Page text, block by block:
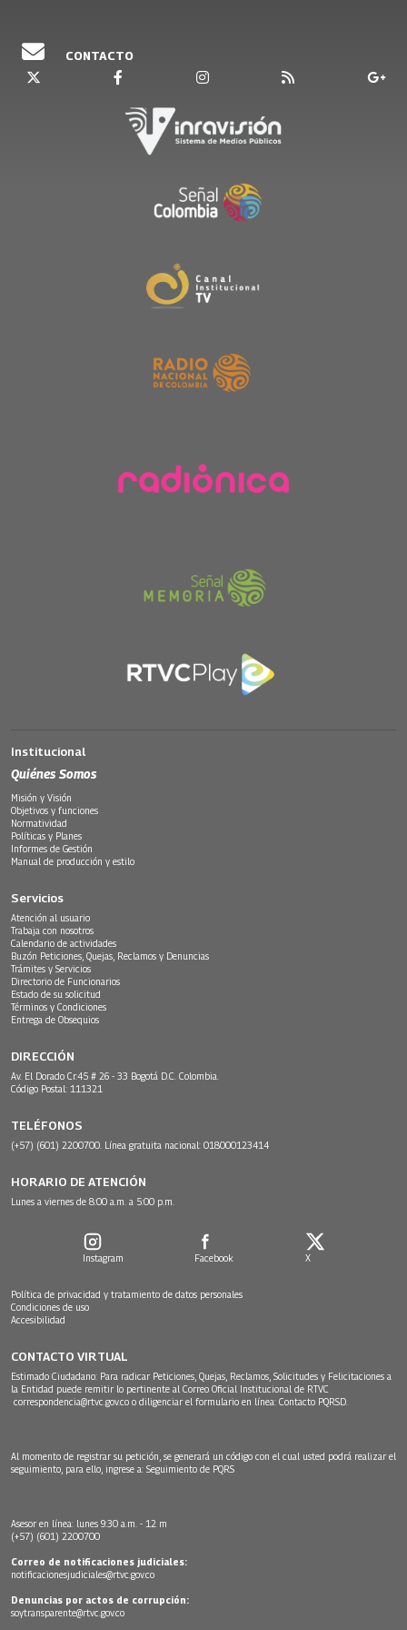
CONTACTO
Institucional
Quiénes Somos
Misión y Visión
Objetivos y funciones
Normatividad
Políticas y Planes
Informes de Gestión
Manual de producción y estilo
Servicios
Atención al usuario
Trabaja con nosotros
Calendario de actividades
Buzón Peticiones, Quejas, Reclamos y Denuncias
Trámites y Servicios
Directorio de Funcionarios
Estado de su solicitud
Términos y Condiciones
Entrega de Obsequios
DIRECCIÓN
Av. El Dorado Cr.45 # 26 - 33 Bogotá D.C. Colombia.
Código Postal: 111321
TELÉFONOS
(+57) (601) 2200700. Línea gratuita nacional: 018000123414
HORARIO DE ATENCIÓN
Lunes a viernes de 8:00 a.m. a 5:00 p.m.
Instagram Facebook X
Política de privacidad y tratamiento de datos personales
Condiciones de uso
Accesibilidad
CONTACTO VIRTUAL
Estimado Ciudadano: Para radicar Peticiones, Quejas, Reclamos, Solicitudes y Felicitaciones a
la Entidad puede remitir lo pertinente al Correo Oficial Institucional de RTVC
correspondencia@rtvc.gov.co o diligenciar el formulario en línea: Contacto PQRSD.
Al momento de registrar su petición, se generará un código con el cual usted podrá realizar el
seguimiento, para ello, ingrese a: Seguimiento de PQRS
Asesor en línea: lunes 9:30 a.m. - 12 m
(+57) (601) 2200700
Correo de notificaciones judiciales:
notificacionesjudiciales@rtvc.gov.co
Denuncias por actos de corrupción:
soytransparente@rtvc.gov.co